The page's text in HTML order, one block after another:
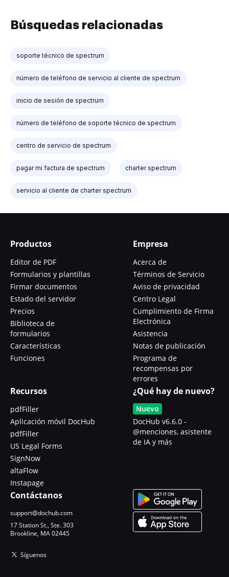
Búsquedas relacionadas
soporte técnico de spectrum
número de teléfono de servicio al cliente de spectrum
inicio de sesión de spectrum
número de teléfono de soporte técnico de spectrum
centro de servicio de spectrum
pagar mi factura de spectrum charter spectrum
servicio al cliente de charter spectrum
Productos
Editor de PDF
Formularios y plantillas
Firmar documentos
Estado del servidor
Precios
Biblioteca de
formularios
Características
Funciones
Empresa
Acerca de
Términos de Servicio
Aviso de privacidad
Centro Legal
Cumplimiento de Firma
Electrónica
Asistencia
Notas de publicación
Programa de
recompensas por
errores
Recursos
pdfFiller
Aplicación móvil DocHub
pdfFiller
US Legal Forms
SignNow
altaFlow
Instapage
¿Qué hay de nuevo?
Nuevo
DocHub v6.6.0 -
@menciones, asistente
de IA y más
Contáctanos
support@dochub.com
17 Station St., Ste. 303
Brookline, MA 02445
Síguenos